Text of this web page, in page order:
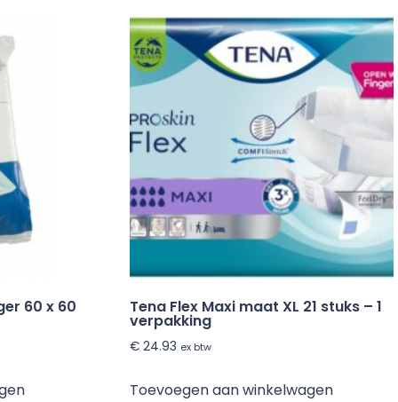
60 x 60 Tena Flex Maxi maat XL 21 stuks – 1
verpakking
€ 24.93 ex btw
Toevoegen aan winkelwagen